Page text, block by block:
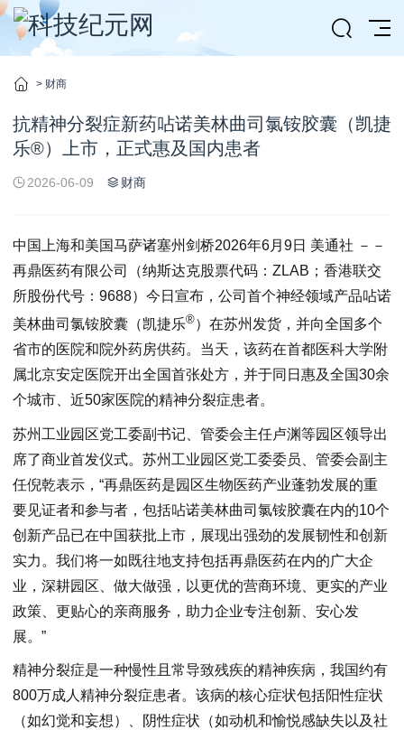
> 财商
抗精神分裂症新药呫诺美林曲司氯铵胶囊（凯捷
乐®）上市，正式惠及国内患者
2026-06-09 财商
中国上海和美国马萨诸塞州剑桥2026年6月9日 美通社 －－
再鼎医药有限公司（纳斯达克股票代码：ZLAB；香港联交
所股份代号：9688）今日宣布，公司首个神经领域产品呫诺
美林曲司氯铵胶囊（凯捷乐®）在苏州发货，并向全国多个
省市的医院和院外药房供药。当天，该药在首都医科大学附
属北京安定医院开出全国首张处方，并于同日惠及全国30余
个城市、近50家医院的精神分裂症患者。
苏州工业园区党工委副书记、管委会主任卢渊等园区领导出
席了商业首发仪式。苏州工业园区党工委委员、管委会副主
任倪乾表示，“再鼎医药是园区生物医药产业蓬勃发展的重
要见证者和参与者，包括呫诺美林曲司氯铵胶囊在内的10个
创新产品已在中国获批上市，展现出强劲的发展韧性和创新
实力。我们将一如既往地支持包括再鼎医药在内的广大企
业，深耕园区、做大做强，以更优的营商环境、更实的产业
政策、更贴心的亲商服务，助力企业专注创新、安心发
展。”
精神分裂症是一种慢性且常导致残疾的精神疾病，我国约有
800万成人精神分裂症患者。该病的核心症状包括阳性症状
（如幻觉和妄想）、阴性症状（如动机和愉悦感缺失以及社